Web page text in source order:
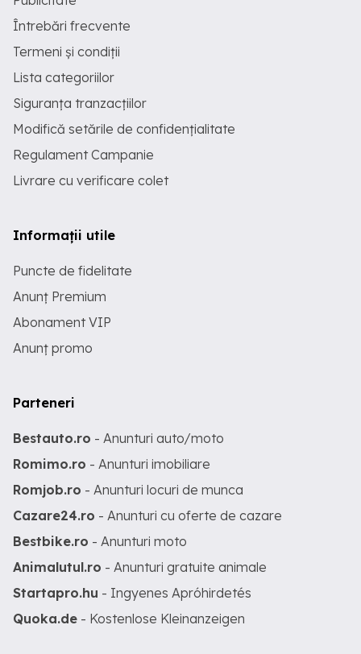
Întrebări frecvente
Termeni și condiții
Lista categoriilor
Siguranța tranzacțiilor
Modifică setările de confidențialitate
Regulament Campanie
Livrare cu verificare colet
Informații utile
Puncte de fidelitate
Anunț Premium
Abonament VIP
Anunț promo
Parteneri
Bestauto.ro - Anunturi auto/moto
Romimo.ro - Anunturi imobiliare
Romjob.ro - Anunturi locuri de munca
Cazare24.ro - Anunturi cu oferte de cazare
Bestbike.ro - Anunturi moto
Animalutul.ro - Anunturi gratuite animale
Startapro.hu - Ingyenes Apróhirdetés
Quoka.de - Kostenlose Kleinanzeigen